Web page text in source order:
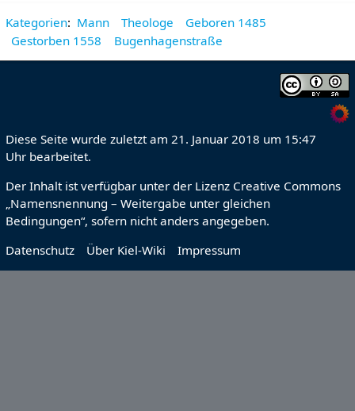
Kategorien: Mann Theologe
Geboren 1485
Gestorben 1558
Bugenhagenstraße
Diese Seite wurde zuletzt am 21. Januar 2018 um 15:47
Uhr bearbeitet.
Der Inhalt ist verfügbar unter der Lizenz Creative Commons
„Namensnennung – Weitergabe unter gleichen
Bedingungen“, sofern nicht anders angegeben.
Datenschutz
Über Kiel-Wiki Impressum